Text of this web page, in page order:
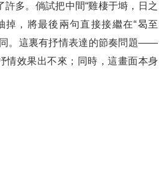
多。倘試把中間“雞棲于塒，日之
掉，將最後兩句直接接繼在“曷至
。這裏有抒情表達的節奏問題——
情效果出不來；同時，這畫面本身